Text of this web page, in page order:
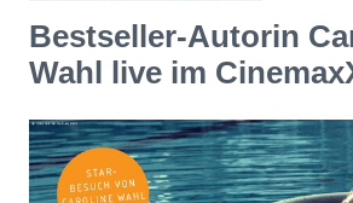
Bestseller-Autorin
Wahl live im